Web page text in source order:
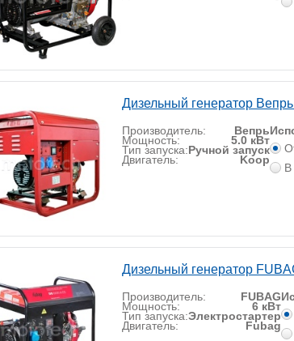
Дизельный генератор
Производитель: Вепрь
Мощность: 5.0 кВт
Тип запуска:Ручной запуск
Двигатель: Koop
В
Дизельный генератор
Производитель: FUBAG
Мощность: 6 кВт
Тип запуска:Электростартер
Двигатель: Fubag